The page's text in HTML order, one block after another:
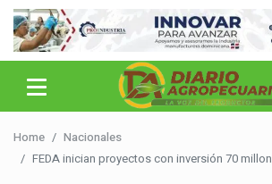
Home
Nacionales
FEDA inician proyectos con inversión 70